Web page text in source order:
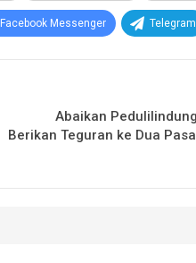
Facebook Messenger Telegram
Abaikan
Berikan Teguran ke Dua